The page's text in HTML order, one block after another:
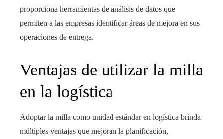
proporciona herramientas de análisis de datos que
permiten a las empresas identificar áreas de mejora en sus
operaciones de entrega.
Ventajas de utilizar la milla
en la logística
Adoptar la milla como unidad estándar en logística brinda
múltiples ventajas que mejoran la planificación,